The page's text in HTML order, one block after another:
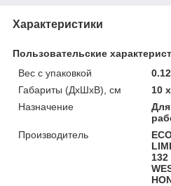
Характеристики
Пользовательские
Вес с упаковкой
Габариты (ДхШхВ), см
10
Назначение
Производитель
132